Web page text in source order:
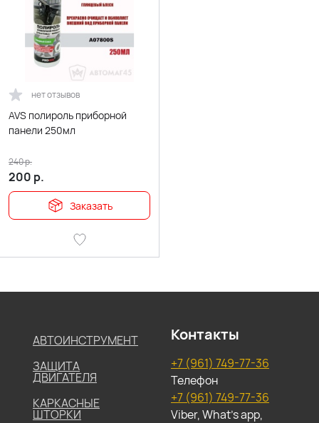
нет отзывов
AVS полироль приборной
панели 250мл
200 р.
240р.
Заказать
АВТОИНСТРУМЕНТ
ЗАЩИТА
ДВИГАТЕЛЯ
КАРКАСНЫЕ
ШТОРКИ
Контакты
+7 (961) 749-77-36
Телефон
+7 (961) 749-77-36
Viber, What's app,